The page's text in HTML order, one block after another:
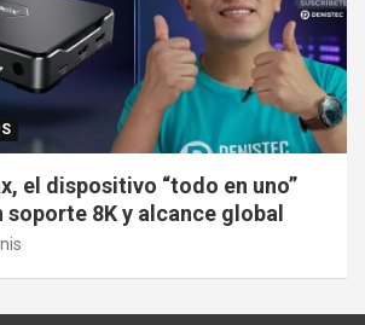
el dispositivo “todo en uno”
8K y alcance global